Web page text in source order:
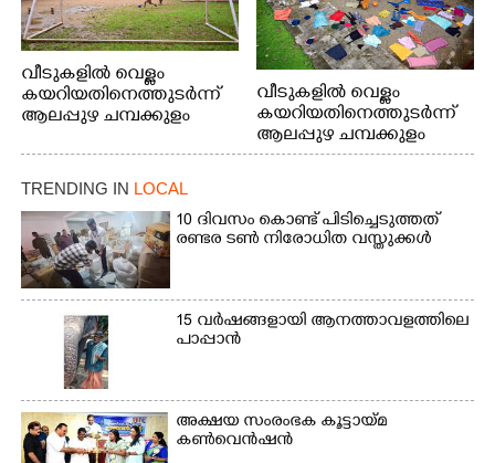
വീടുകളിൽ വെള്ളം
കയറിയതിനെത്തുടർന്ന്
ആലപ്പുഴ ചമ്പക്കുളം
പോരൂക്കര സെൻട്രൽ
സ്കൂളിലെ ദുരിതാശ്വാസ
ക്യാമ്പിലെത്തിയവർ
വസ്ത്രങ്ങൾ
ഉണക്കാനിട്ടിരിക്കുന്ന
ഗോൾപോസ്റ്റിന് മുന്നിൽ
ഫുട്ബോൾ കളികളിൽ
ഏർപ്പെട്ടിരിക്കുന്ന
കുട്ടികൾ
വീടുകളിൽ വെള്ളം
കയറിയതിനെത്തുടർന്ന്
ആലപ്പുഴ ചമ്പക്കുളം
ഫാദർ തോമസ്
ക്യാമ്പിലെത്തിയവർ മഴ
മാറിനിന്ന ഇടവേളയിൽ
ഉണക്കാനിടുന്ന കാഴ്ച.
TRENDING IN LOCAL
10 ദിവസം കൊണ്ട് പിടിച്ചെടുത്തത്
രണ്ടര ടൺ നിരോധിത വസ്തുക്കൾ
15 വർഷങ്ങളായി ആനത്താവളത്തിലെ
പാപ്പാൻ
അക്ഷയ സംരംഭക കൂട്ടായ്മ
കൺവെൻഷൻ